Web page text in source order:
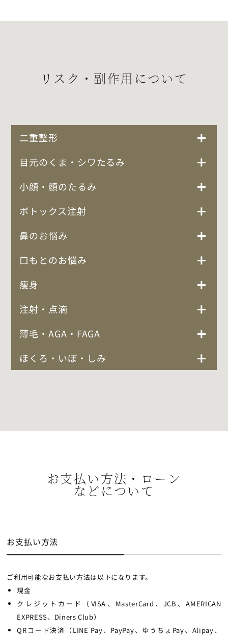
リスク・副作用について
二重整形
目元のくま・シワたるみ
小顔・顔のたるみ
ボトックス注射
鼻のお悩み
口もとのお悩み
痩身
注射・点滴
薄毛・AGA・FAGA
ほくろ・いぼ・しみ
お支払い方法・ローン
などについて
お支払い方法
ご利用可能なお支払い方法は以下になります。
現金
クレジットカード（VISA、MasterCard、JCB、AMERICAN
EXPRESS、Diners Club）
QRコード決済（LINE Pay、PayPay、ゆうちょPay、Alipay、